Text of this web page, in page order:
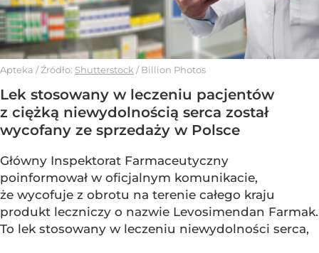
Apteka / Źródło: Shutterstock /Billion Photos
Lek stosowany w leczeniu pacjentów
z ciężką niewydolnością serca został
wycofany ze sprzedaży w Polsce
Główny Inspektorat Farmaceutyczny
poinformował w oficjalnym komunikacie,
że wycofuje z obrotu na terenie całego kraju
produkt leczniczy o nazwie Levosimendan Farmak.
To lek stosowany w leczeniu niewydolności serca,